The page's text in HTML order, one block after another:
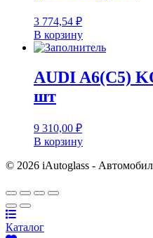
3 774,54 ₽
В корзину
AUDI A6(C5)
шт
9 310,00 ₽
В корзину
© 2026 iAutoglass -
Каталог